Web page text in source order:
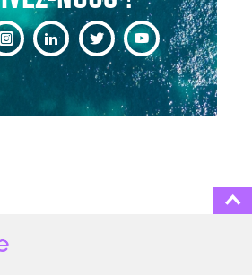
CHANGEMENT DE SEXE :
DES DEMANDES
TOUJOURS PLUS